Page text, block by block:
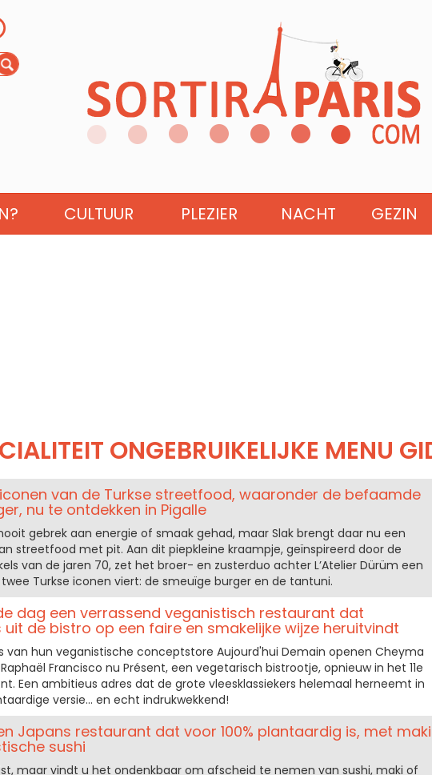
CULTUUR PLEZIER NACHT GEZIN
ONGEBRUIKELIJKE MENU
van de Turkse streetfood, waaronder de befaamde
nu te ontdekken in Pigalle
gebrek aan energie of smaak gehad, maar Slak brengt daar nu een
streetfood met pit. Aan dit piepkleine kraampje, geïnspireerd door de
van de jaren 70, zet het broer- en zusterduo achter L’Atelier Dürüm een
Turkse iconen viert: de smeuïge burger en de tantuni.
dag een verrassend veganistisch restaurant dat
uit de bistro op een faire en smakelijke wijze heruitvindt
van hun veganistische conceptstore Aujourd'hui Demain openen Cheyma
Francisco nu Présent, een vegetarisch bistrootje, opnieuw in het 11e
Een ambitieus adres dat de grote vleesklassiekers helemaal herneemt in
versie... en echt indrukwekkend!
Japans restaurant dat voor 100% plantaardig is, met maki
sushi
maar vindt u het ondenkbaar om afscheid te nemen van sushi, maki of